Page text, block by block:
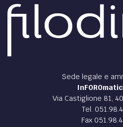
Sede legale e
Via Castiglione 81,
Tel.
Fax